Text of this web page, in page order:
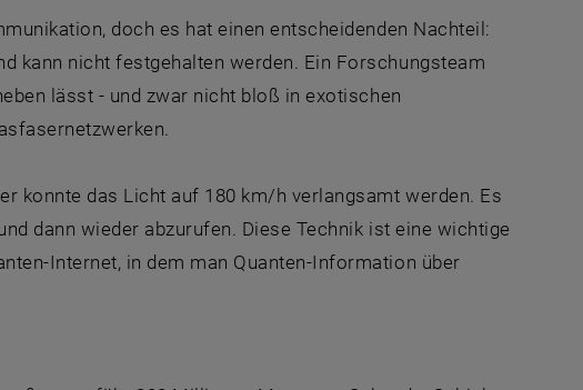
doch es hat einen entscheidenden Nachteil:
kann nicht festgehalten werden. Ein Forschungsteam
lässt - und zwar nicht bloß in exotischen
konnte das Licht auf 180 km/h verlangsamt werden. Es
dann wieder abzurufen. Diese Technik ist eine wichtige
Internet, in dem man Quanten-Information über